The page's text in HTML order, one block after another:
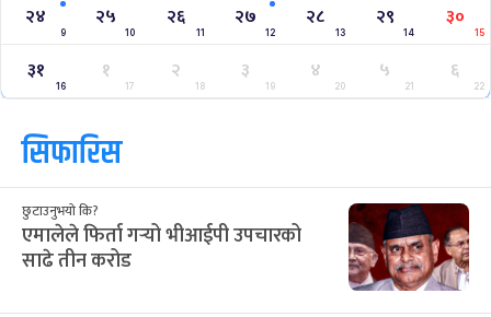
२४
9
२५
10
२६
11
२७
12
२८
13
२९
14
३०
15
३१
16
१
17
२
18
३
19
४
20
५
21
६
22
सिफारिस
छुटाउनुभयो कि?
एमालेले फिर्ता गर्‍यो भीआईपी उपचारको
साढे तीन करोड